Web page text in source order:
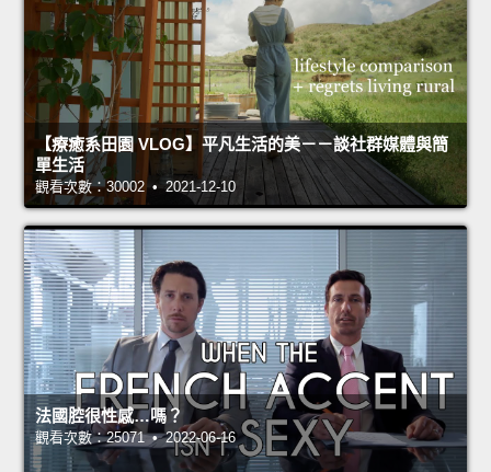
【療癒系田園 VLOG】平凡生活的美－－談社群媒體與簡
單生活
觀看次數：30002 • 2021-12-10
法國腔很性感…嗎？
觀看次數：25071 • 2022-06-16